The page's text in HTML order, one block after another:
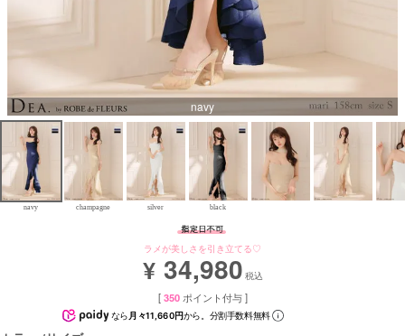
navy
navy champagne silver black
ラメが美しさを引き立てる♡
¥ 34,980 税込
[ 350 ポイント付与 ]
なら 月々11,660円から。分割手数料無料